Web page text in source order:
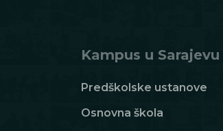
Kampus u Sarajevu
Predškolske ustanove
Osnovna škola